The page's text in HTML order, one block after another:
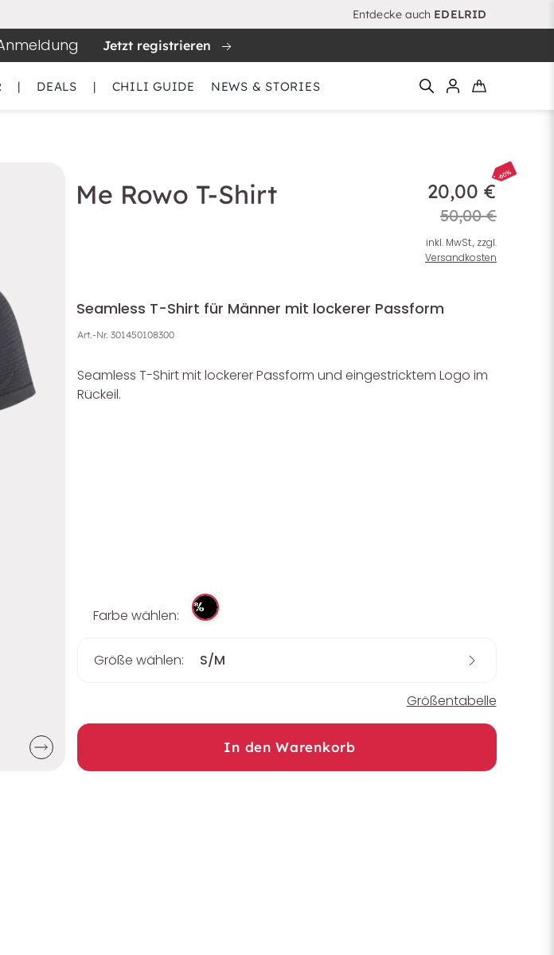
Entdecke auch EDELRID
Jetzt registrieren
| DEALS | CHILI GUIDE NEWS & STORIES
Me Rowo T-Shirt 20,00 €
-60%
50,00 €
inkl. MwSt., zzgl.
Versandkosten
Seamless T-Shirt für Männer mit lockerer Passform
Art.-Nr. 301450108300
Seamless T-Shirt mit lockerer Passform und eingestricktem Logo im
Rückeil.
Farbe wählen: %
Größe wählen: S/M
Größentabelle
In den Warenkorb